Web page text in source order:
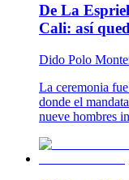
De La
Cali: así
Dido Polo
La ceremonia
donde el
nueve hombres